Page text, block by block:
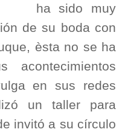
ha sido muy
de su boda con
èsta no se ha
en sus redes
un taller para
invitó a su círculo